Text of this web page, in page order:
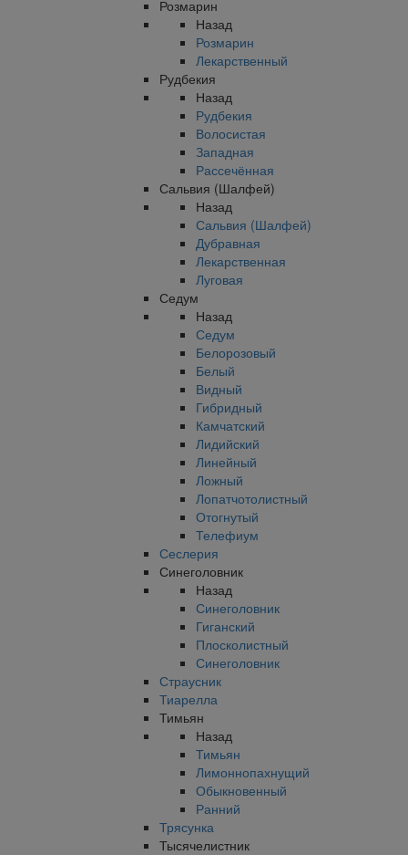
Розмарин
Назад
Розмарин
Лекарственный
Рудбекия
Назад
Рудбекия
Волосистая
Западная
Рассечённая
Сальвия (Шалфей)
Назад
Сальвия (Шалфей)
Дубравная
Лекарственная
Луговая
Седум
Назад
Седум
Белорозовый
Белый
Видный
Гибридный
Камчатский
Лидийский
Линейный
Ложный
Лопатчотолистный
Отогнутый
Телефиум
Сеслерия
Синеголовник
Назад
Синеголовник
Гиганский
Плосколистный
Синеголовник
Страусник
Тиарелла
Тимьян
Назад
Тимьян
Лимоннопахнущий
Обыкновенный
Ранний
Трясунка
Тысячелистник